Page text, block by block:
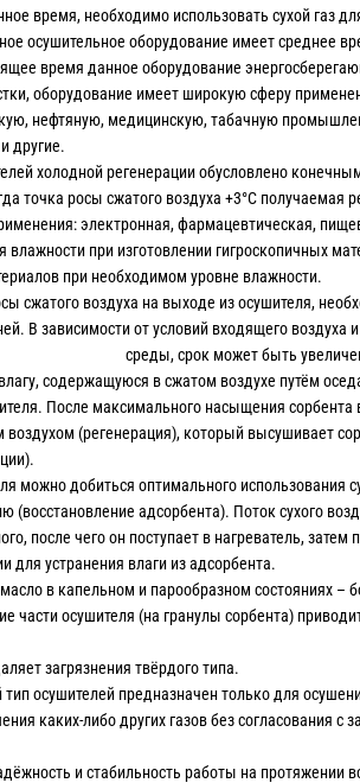
время, необходимо использовать сухой газ
осушительное оборудование имеет среднее
время данное оборудование
оборудование имеет широкую сферу
нефтяную, медицинскую, табачную
другие.
холодной регенерации обусловлено
точка росы сжатого воздуха +3°C
электронная, фармацевтическая,
при изготовлении гигроскопичных
при необходимом уровне влажности.
сжатого воздуха на выходе из осушителя,
В зависимости от условий входящего
среды, срок может быть
содержащуюся в сжатом воздухе путём
После максимального насыщения сорбента
(регенерация), который высушивает
можно добиться оптимального использования
(восстановление адсорбента). Поток сухого
после чего он поступает в нагреватель, затем
для устранения влаги из адсорбента.
в капельном и парообразном состояниях –
части осушителя (на гранулы сорбента)
загрязнения твёрдого типа.
осушителей предназначен только для
каких-либо других газов без согласования с
и стабильность работы на протяжении